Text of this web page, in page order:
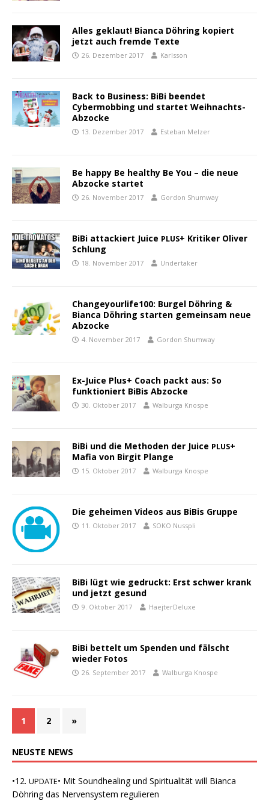
Alles geklaut! Bianca Döhring kopiert
jetzt auch fremde Texte
26. Dezember 2017 Karlsson
Back to Business: BiBi beendet
Cybermobbing und startet Weihnachts-
Abzocke
13. Dezember 2017 Esteban Melzer
Be happy Be healthy Be You – die neue
Abzocke startet
26. November 2017 Gordon Shumway
BiBi attackiert Juice PLUS+ Kritiker Oliver
Schlung
18. November 2017 Undertaker
Changeyourlife100: Burgel Döhring &
Bianca Döhring starten gemeinsam neue
Abzocke
4. November 2017 Gordon Shumway
Ex-Juice Plus+ Coach packt aus: So
funktioniert BiBis Abzocke
30. Oktober 2017 Walburga Knospe
BiBi und die Methoden der Juice PLUS+
Mafia von Birgit Plange
15. Oktober 2017 Walburga Knospe
Die geheimen Videos aus BiBis Gruppe
11. Oktober 2017 SOKO Nusspli
BiBi lügt wie gedruckt: Erst schwer krank
und jetzt gesund
9. Oktober 2017 HaejterDeluxe
BiBi bettelt um Spenden und fälscht
wieder Fotos
26. September 2017 Walburga Knospe
1 2 »
NEUSTE NEWS
•12. UPDATE• Mit Soundhealing und Spiritualität will Bianca
Döhring das Nervensystem regulieren